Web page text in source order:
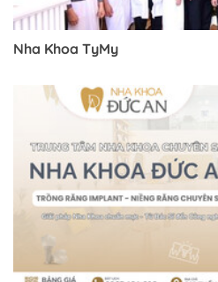
Nha Khoa TyMy